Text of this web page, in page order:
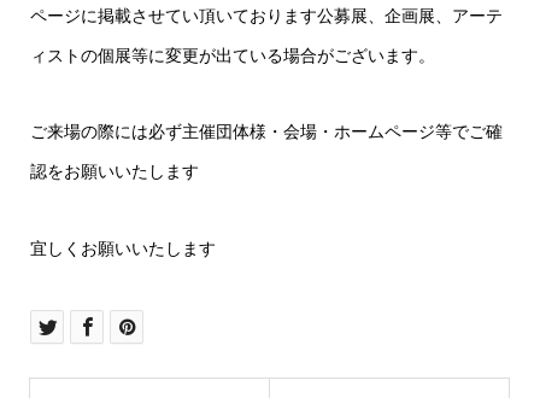
ページに掲載させてい頂いております公募展、企画展、アーテ
ィストの個展等に変更が出ている場合がございます。
ご来場の際には必ず主催団体様・会場・ホームページ等でご確
認をお願いいたします
宜しくお願いいたします